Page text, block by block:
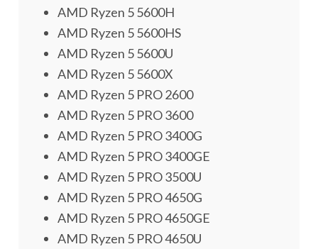
AMD Ryzen 5 5600H
AMD Ryzen 5 5600HS
AMD Ryzen 5 5600U
AMD Ryzen 5 5600X
AMD Ryzen 5 PRO 2600
AMD Ryzen 5 PRO 3600
AMD Ryzen 5 PRO 3400G
AMD Ryzen 5 PRO 3400GE
AMD Ryzen 5 PRO 3500U
AMD Ryzen 5 PRO 4650G
AMD Ryzen 5 PRO 4650GE
AMD Ryzen 5 PRO 4650U